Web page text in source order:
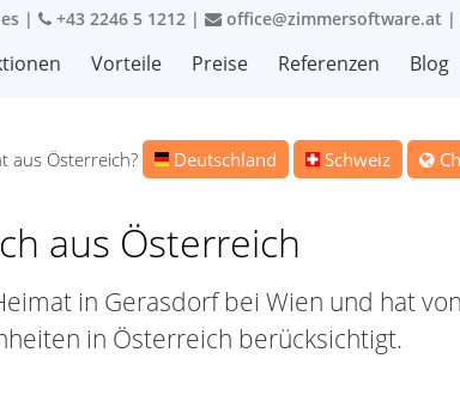
| +43 2246 5 1212 | office@zimmersoftware.at |
Vorteile Preise Referenzen Blog
aus Österreich? Deutschland Schweiz
aus Österreich
in Gerasdorf bei Wien und hat
in Österreich berücksichtigt.